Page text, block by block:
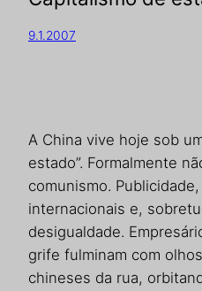
9.1.2007
A China vive hoje sob
estado”. Formalmente
comunismo.
internacionais e,
desigualdade.
grife fulminam com
chineses da rua,